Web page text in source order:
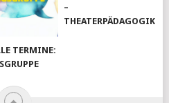
TERMINE:
–
THEATERPÄDAGOGIK